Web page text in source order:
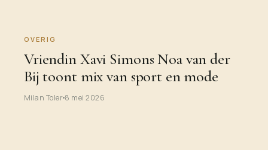
OVERIG
Vriendin Xavi Simons Noa van der
Bij toont mix van sport en mode
Milan Toler 8 mei 2026